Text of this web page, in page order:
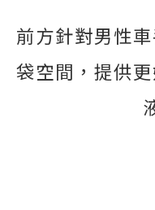
前方針對男性
袋空間，提供